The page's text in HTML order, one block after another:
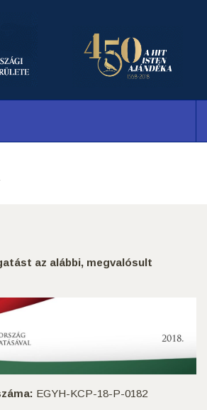
az alábbi, megvalósult
EGYH-KCP-18-P-0182